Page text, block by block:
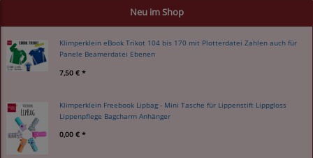
Neu im Shop
Klimperklein eBook Trikot 104 bis 170 mit Plotterdatei Zahlen auch für
Panele Beamerdatei Ebenen
7,50 € *
Klimperklein Freebook Lipbag - Mini Tasche für Lippenstift Lippgloss
Lippenpflege Bagcharm Anhänger
0,00 € *